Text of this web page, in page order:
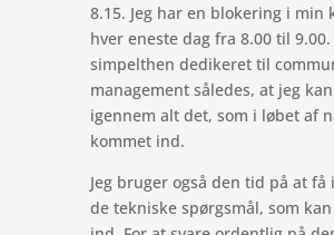
8.15. Jeg har en blokering i min
hver eneste dag fra 8.00 til
simpelthen dedikeret til
management således, at jeg
igennem alt det, som i løbet af
kommet ind.
Jeg bruger også den tid på at
de tekniske spørgsmål, som